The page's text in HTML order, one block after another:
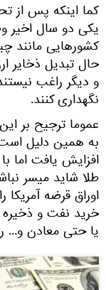
کما اینکه پس از
یکی دو سال اخیر
کشورهایی مانند
حال تبدیل ذخایر
و دیگر راغب
نگهداری کنند.
عموما ترجیح بر
به همین دلیل
افزایش یافت اما
طلا شاید میسر
اوراق قرضه آمریکا
خرید نفت و ذخیره
یا حتی معادن و...